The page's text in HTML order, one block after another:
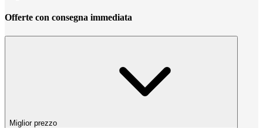
Offerte con consegna immediata
Miglior prezzo